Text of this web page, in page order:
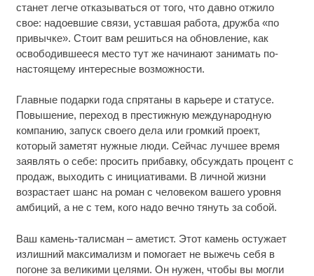
станет легче отказываться от того, что давно отжило
свое: надоевшие связи, уставшая работа, дружба «по
привычке». Стоит вам решиться на обновление, как
освободившееся место тут же начинают занимать по-
настоящему интересные возможности.
Главные подарки года спрятаны в карьере и статусе.
Повышение, переход в престижную международную
компанию, запуск своего дела или громкий проект,
который заметят нужные люди. Сейчас лучшее время
заявлять о себе: просить прибавку, обсуждать процент с
продаж, выходить с инициативами. В личной жизни
возрастает шанс на роман с человеком вашего уровня
амбиций, а не с тем, кого надо вечно тянуть за собой.
Ваш камень-талисман – аметист. Этот камень остужает
излишний максимализм и помогает не выжечь себя в
погоне за великими целями. Он нужен, чтобы вы могли